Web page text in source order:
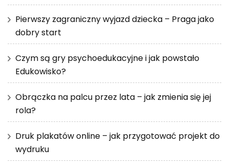
Pierwszy zagraniczny wyjazd dziecka – Praga jako
dobry start
Czym są gry psychoedukacyjne i jak powstało
Edukowisko?
Obrączka na palcu przez lata – jak zmienia się jej
rola?
Druk plakatów online – jak przygotować projekt do
wydruku